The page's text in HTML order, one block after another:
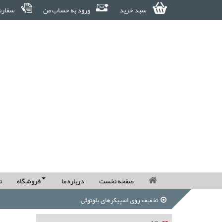
سبد خرید ورود به حساب من
صفحه نخست درباره ما فروشگاه
تخفیف روی اسپیکرهای بلوتوثی